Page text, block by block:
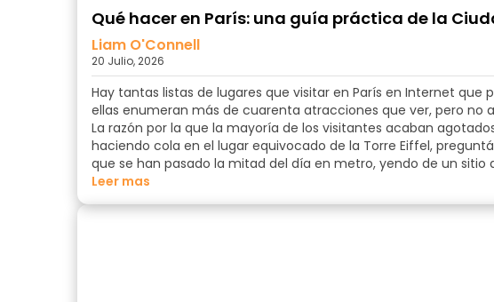
Qué hacer en París: una guía práctica de la
Liam O'Connell
20 Julio, 2026
Hay tantas listas de lugares que visitar en París en Internet que
ellas enumeran más de cuarenta atracciones que ver, pero no
La razón por la que la mayoría de los visitantes acaban
haciendo cola en el lugar equivocado de la Torre Eiffel,
que se han pasado la mitad del día en metro, yendo de un sitio
Leer mas